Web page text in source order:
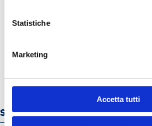
Statistiche
Marketing
Accetta tutti
OTTOBRE 2007
Servizi e prodotti online